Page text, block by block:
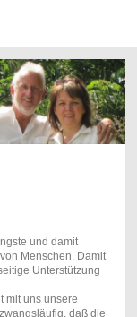
und damit
Menschen. Damit
Unterstützung
mit uns unsere
daß die